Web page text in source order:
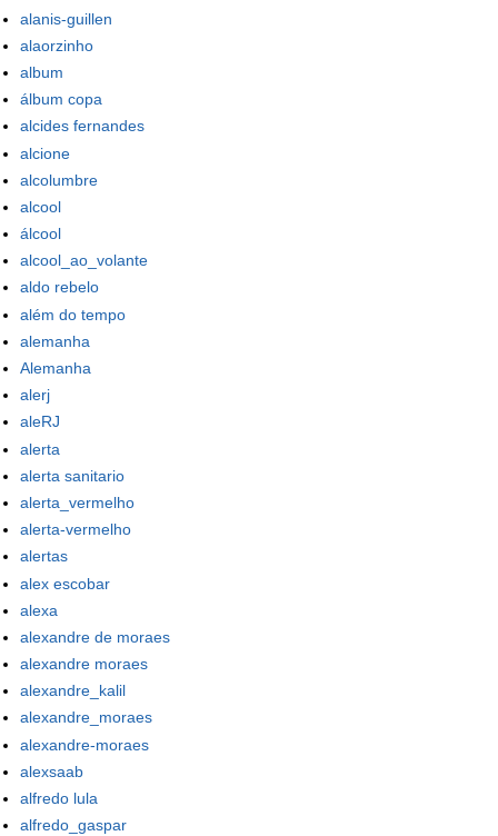
alanis-guillen
alaorzinho
album
álbum copa
alcides fernandes
alcione
alcolumbre
alcool
álcool
alcool_ao_volante
aldo rebelo
além do tempo
alemanha
Alemanha
alerj
aleRJ
alerta
alerta sanitario
alerta_vermelho
alerta-vermelho
alertas
alex escobar
alexa
alexandre de moraes
alexandre moraes
alexandre_kalil
alexandre_moraes
alexandre-moraes
alexsaab
alfredo lula
alfredo_gaspar